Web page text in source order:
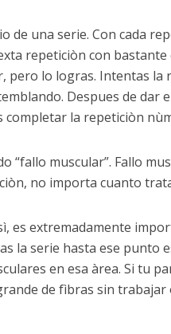
de una serie. Con cada
repeticiòn con
lo logras. Intentas la
Despues de dar
la repeticiòn
“fallo muscular”. Fallo
no importa cuanto
es extremadamente
la serie hasta ese
en esa àrea. Si tu
de fìbras sin